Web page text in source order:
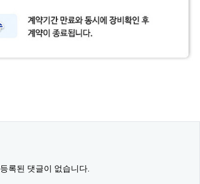
등록된 댓글이 없습니다.